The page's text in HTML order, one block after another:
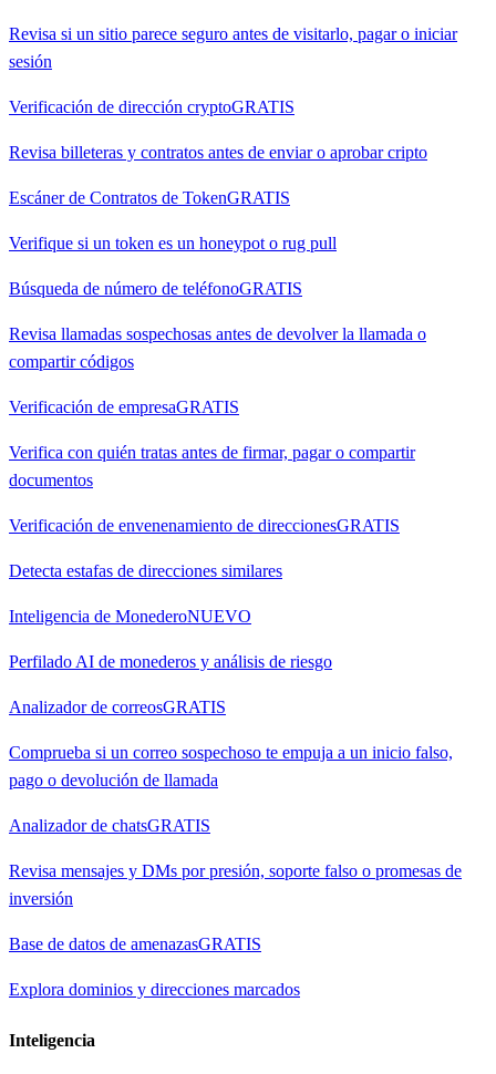
Revisa si un sitio parece seguro antes de visitarlo, pagar o iniciar
sesión
Verificación de dirección cryptoGRATIS
Revisa billeteras y contratos antes de enviar o aprobar cripto
Escáner de Contratos de TokenGRATIS
Verifique si un token es un honeypot o rug pull
Búsqueda de número de teléfonoGRATIS
Revisa llamadas sospechosas antes de devolver la llamada o
compartir códigos
Verificación de empresaGRATIS
Verifica con quién tratas antes de firmar, pagar o compartir
documentos
Verificación de envenenamiento de direccionesGRATIS
Detecta estafas de direcciones similares
Inteligencia de MonederoNUEVO
Perfilado AI de monederos y análisis de riesgo
Analizador de correosGRATIS
Comprueba si un correo sospechoso te empuja a un inicio falso,
pago o devolución de llamada
Analizador de chatsGRATIS
Revisa mensajes y DMs por presión, soporte falso o promesas de
inversión
Base de datos de amenazasGRATIS
Explora dominios y direcciones marcados
Inteligencia